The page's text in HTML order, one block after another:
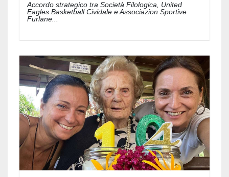
Accordo strategico tra Società Filologica, United
Eagles Basketball Cividale e Associazion Sportive
Furlane...